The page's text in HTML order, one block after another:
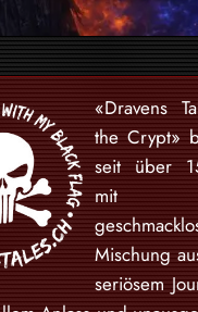
«Dravens
the Crypt»
seit über
mit
Mischung
seriösem